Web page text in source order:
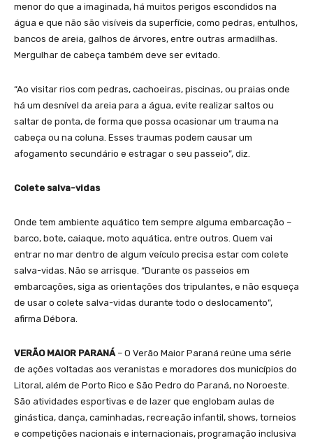
menor do que a imaginada, há muitos perigos escondidos na
água e que não são visíveis da superfície, como pedras, entulhos,
bancos de areia, galhos de árvores, entre outras armadilhas.
Mergulhar de cabeça também deve ser evitado.
“Ao visitar rios com pedras, cachoeiras, piscinas, ou praias onde
há um desnível da areia para a água, evite realizar saltos ou
saltar de ponta, de forma que possa ocasionar um trauma na
cabeça ou na coluna. Esses traumas podem causar um
afogamento secundário e estragar o seu passeio”, diz.
Colete salva-vidas
Onde tem ambiente aquático tem sempre alguma embarcação –
barco, bote, caiaque, moto aquática, entre outros. Quem vai
entrar no mar dentro de algum veículo precisa estar com colete
salva-vidas. Não se arrisque. “Durante os passeios em
embarcações, siga as orientações dos tripulantes, e não esqueça
de usar o colete salva-vidas durante todo o deslocamento”,
afirma Débora.
VERÃO MAIOR PARANÁ – O Verão Maior Paraná reúne uma série
de ações voltadas aos veranistas e moradores dos municípios do
Litoral, além de Porto Rico e São Pedro do Paraná, no Noroeste.
São atividades esportivas e de lazer que englobam aulas de
ginástica, dança, caminhadas, recreação infantil, shows, torneios
e competições nacionais e internacionais, programação inclusiva